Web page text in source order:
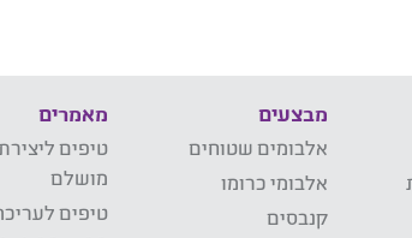
מבצעים
אלבומים שטוחים
אלבומי כרומו
קנבסים
מאמרים
טיפים
מושלם
טיפים